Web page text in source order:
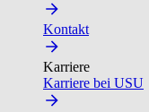
Kontakt
Karriere
Karriere bei USU